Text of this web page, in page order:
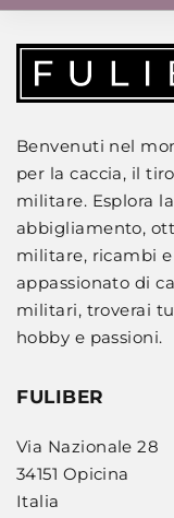
Benvenuti nel
per la caccia, il
militare. Esplora
abbigliamento,
militare, ricambi
appassionato di
militari, troverai
hobby e passioni.
FULIBER
Via Nazionale 28
34151 Opicina
Italia